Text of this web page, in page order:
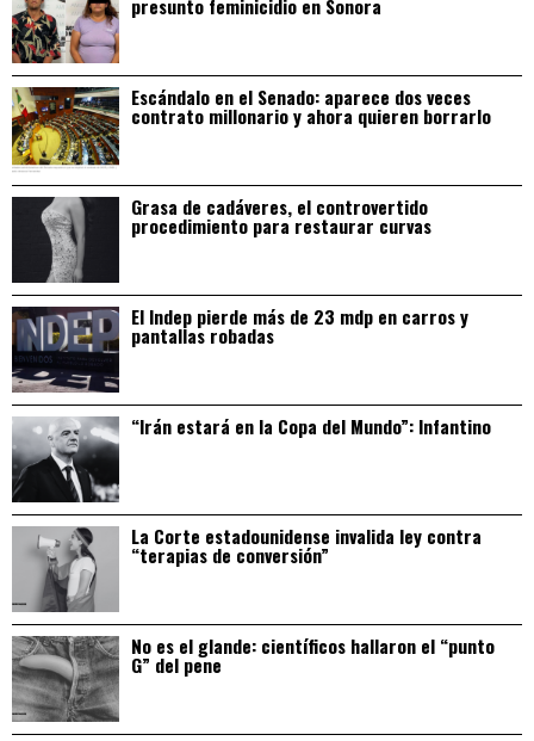
presunto feminicidio en Sonora
Escándalo en el Senado: aparece dos veces
contrato millonario y ahora quieren borrarlo
Grasa de cadáveres, el controvertido
procedimiento para restaurar curvas
El Indep pierde más de 23 mdp en carros y
pantallas robadas
“Irán estará en la Copa del Mundo”: Infantino
La Corte estadounidense invalida ley contra
“terapias de conversión”
No es el glande: científicos hallaron el “punto
G” del pene